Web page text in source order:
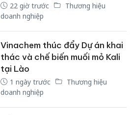
22 giờ trước
Thương hiệu
doanh nghiệp
Vinachem thúc đẩy Dự án khai
thác và chế biến muối mỏ Kali
tại Lào
1 ngày trước
Thương hiệu
doanh nghiệp